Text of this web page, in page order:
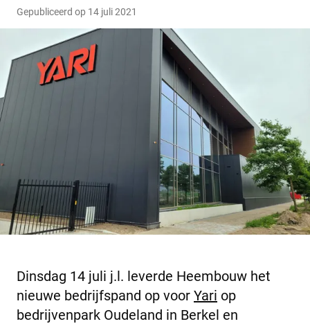
Gepubliceerd op 14 juli 2021
Dinsdag 14 juli j.l. leverde Heembouw het
nieuwe bedrijfspand op voor Yari op
bedrijvenpark Oudeland in Berkel en